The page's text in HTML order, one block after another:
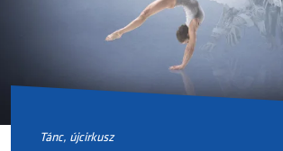
tánc, újcirkusz